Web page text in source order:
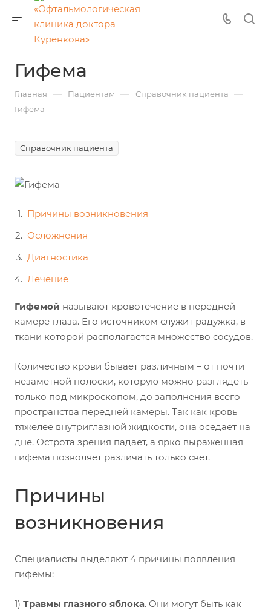
Гифема
Главная — Пациентам — Справочник пациента —
Гифема
Справочник пациента
Причины возникновения
Осложнения
Диагностика
Лечение
Гифемой называют кровотечение в передней
камере глаза. Его источником служит радужка, в
ткани которой располагается множество сосудов.
Количество крови бывает различным – от почти
незаметной полоски, которую можно разглядеть
только под микроскопом, до заполнения всего
пространства передней камеры. Так как кровь
тяжелее внутриглазной жидкости, она оседает на
дне. Острота зрения падает, а ярко выраженная
гифема позволяет различать только свет.
Причины
возникновения
Специалисты выделяют 4 причины появления
гифемы:
1) Травмы глазного яблока. Они могут быть как